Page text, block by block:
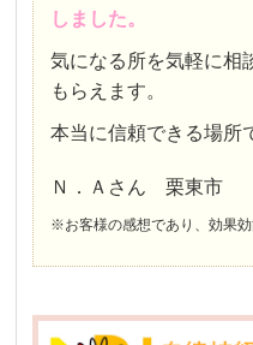
しました。
気になる所を気軽に相
もらえます。
本当に信頼できる場所
Ｎ．Ａさん 栗東市
※お客様の感想であり、効果効